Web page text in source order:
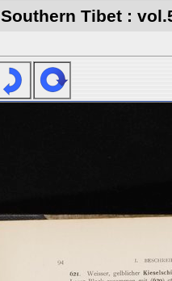
Southern Tibet :